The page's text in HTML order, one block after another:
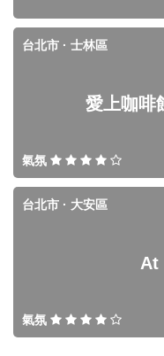
愛上咖啡
台北市 · 士林區
氣氛
At
台北市 · 大安區
氣氛